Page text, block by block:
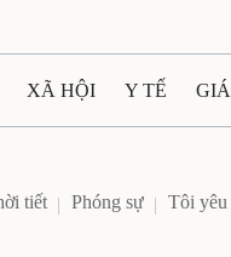
XÃ HỘI Y TẾ
CÁO
tiết Phóng sự
Tôi yêu